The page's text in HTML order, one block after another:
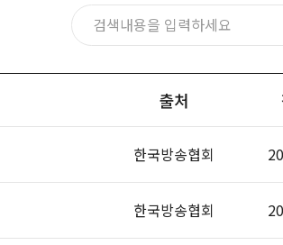
출처
한국방송협회
한국방송협회